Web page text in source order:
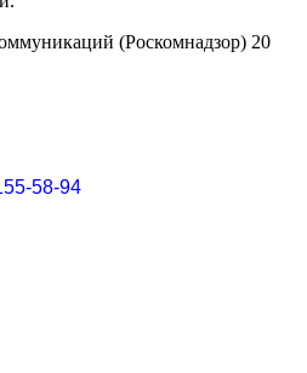
(Роскомнадзор) 20
58-94